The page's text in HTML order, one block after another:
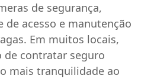
de segurança,
de acesso e manutenção
Em muitos locais,
de contratar seguro
mais tranquilidade ao